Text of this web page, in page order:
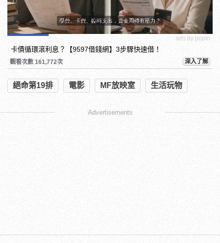
ads by popIn
卡債循環滾利息？【9597借錢網】3步驟快速借！
觀看次數 161,772次 深入了解
絕命第19排 電影 MF放映室 生活玩物
Advertisements